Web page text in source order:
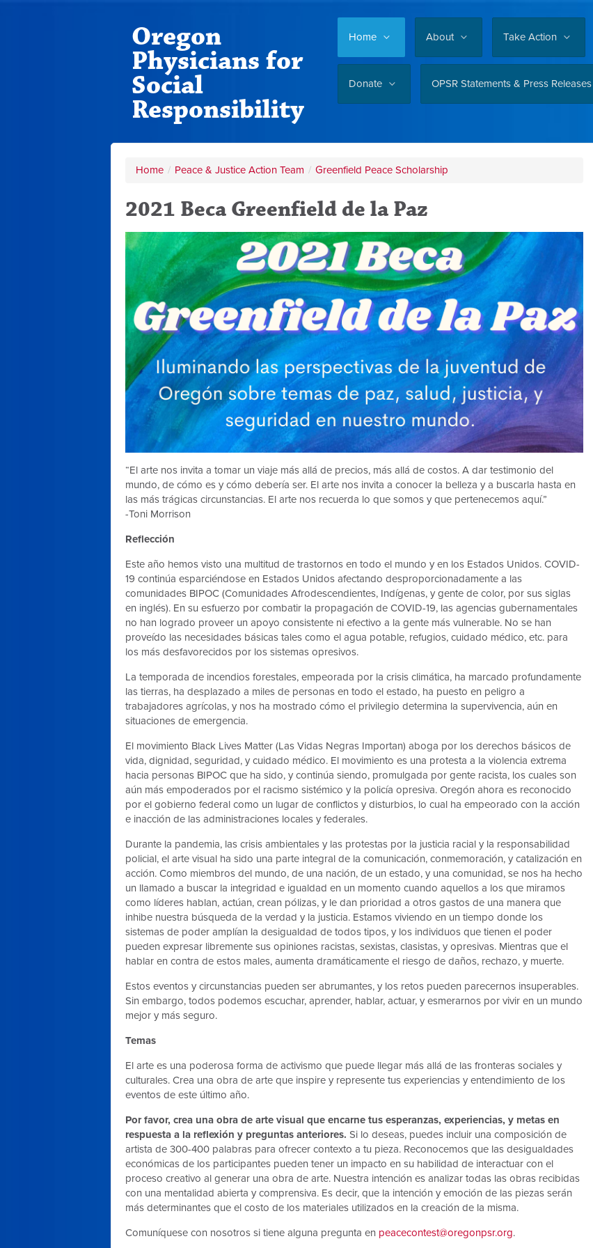
Home About Take Action
Donate OPSR Statements & Press Releases
Oregon
Physicians for
Social
Responsibility
Home / Peace & Justice Action Team / Greenfield Peace Scholarship
2021 Beca Greenfield de la Paz
“El arte nos invita a tomar un viaje más allá de precios, más allá de costos. A dar testimonio del
mundo, de cómo es y cómo debería ser. El arte nos invita a conocer la belleza y a buscarla hasta en
las más trágicas circunstancias. El arte nos recuerda lo que somos y que pertenecemos aquí.”
-Toni Morrison
Reflección
Este año hemos visto una multitud de trastornos en todo el mundo y en los Estados Unidos. COVID-
19 continúa esparciéndose en Estados Unidos afectando desproporcionadamente a las
comunidades BIPOC (Comunidades Afrodescendientes, Indígenas, y gente de color, por sus siglas
en inglés). En su esfuerzo por combatir la propagación de COVID-19, las agencias gubernamentales
no han logrado proveer un apoyo consistente ni efectivo a la gente más vulnerable. No se han
proveído las necesidades básicas tales como el agua potable, refugios, cuidado médico, etc. para
los más desfavorecidos por los sistemas opresivos.
La temporada de incendios forestales, empeorada por la crisis climática, ha marcado profundamente
las tierras, ha desplazado a miles de personas en todo el estado, ha puesto en peligro a
trabajadores agrícolas, y nos ha mostrado cómo el privilegio determina la supervivencia, aún en
situaciones de emergencia.
El movimiento Black Lives Matter (Las Vidas Negras Importan) aboga por los derechos básicos de
vida, dignidad, seguridad, y cuidado médico. El movimiento es una protesta a la violencia extrema
hacia personas BIPOC que ha sido, y continúa siendo, promulgada por gente racista, los cuales son
aún más empoderados por el racismo sistémico y la policía opresiva. Oregón ahora es reconocido
por el gobierno federal como un lugar de conflictos y disturbios, lo cual ha empeorado con la acción
e inacción de las administraciones locales y federales.
Durante la pandemia, las crisis ambientales y las protestas por la justicia racial y la responsabilidad
policial, el arte visual ha sido una parte integral de la comunicación, conmemoración, y catalización en
acción. Como miembros del mundo, de una nación, de un estado, y una comunidad, se nos ha hecho
un llamado a buscar la integridad e igualdad en un momento cuando aquellos a los que miramos
como líderes hablan, actúan, crean pólizas, y le dan prioridad a otros gastos de una manera que
inhibe nuestra búsqueda de la verdad y la justicia. Estamos viviendo en un tiempo donde los
sistemas de poder amplían la desigualdad de todos tipos, y los individuos que tienen el poder
pueden expresar libremente sus opiniones racistas, sexistas, clasistas, y opresivas. Mientras que el
hablar en contra de estos males, aumenta dramáticamente el riesgo de daños, rechazo, y muerte.
Estos eventos y circunstancias pueden ser abrumantes, y los retos pueden parecernos insuperables.
Sin embargo, todos podemos escuchar, aprender, hablar, actuar, y esmerarnos por vivir en un mundo
mejor y más seguro.
Temas
El arte es una poderosa forma de activismo que puede llegar más allá de las fronteras sociales y
culturales. Crea una obra de arte que inspire y represente tus experiencias y entendimiento de los
eventos de este último año.
Por favor, crea una obra de arte visual que encarne tus esperanzas, experiencias, y metas en
respuesta a la reflexión y preguntas anteriores. Si lo deseas, puedes incluir una composición de
artista de 300-400 palabras para ofrecer contexto a tu pieza. Reconocemos que las desigualdades
económicas de los participantes pueden tener un impacto en su habilidad de interactuar con el
proceso creativo al generar una obra de arte. Nuestra intención es analizar todas las obras recibidas
con una mentalidad abierta y comprensiva. Es decir, que la intención y emoción de las piezas serán
más determinantes que el costo de los materiales utilizados en la creación de la misma.
Comuníquese con nosotros si tiene alguna pregunta en peacecontest@oregonpsr.org.